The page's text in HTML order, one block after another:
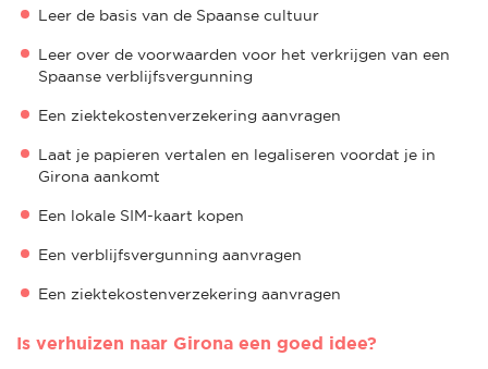
Leer de basis van de Spaanse cultuur
Leer over de voorwaarden voor het verkrijgen van een
Spaanse verblijfsvergunning
Een ziektekostenverzekering aanvragen
Laat je papieren vertalen en legaliseren voordat je in
Girona aankomt
Een lokale SIM-kaart kopen
Een verblijfsvergunning aanvragen
Een ziektekostenverzekering aanvragen
Is verhuizen naar Girona een goed idee?